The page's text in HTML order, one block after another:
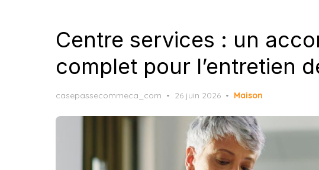
Centre services : un
complet pour l’entretien
casepassecommeca_com
Posted
26 juin 2026 Maison